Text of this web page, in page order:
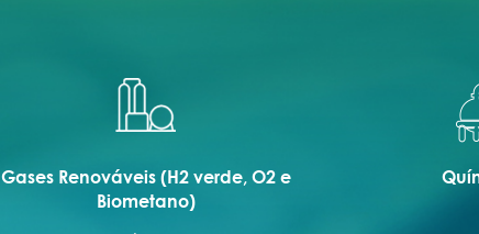
Gases Renováveis (H2 verde, O2 e
Biometano)